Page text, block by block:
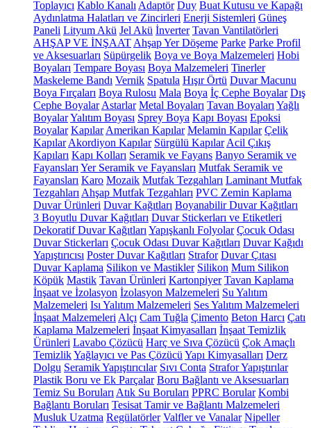
Toplayıcı Kablo Kanalı Adaptör Duy Buat Kutusu ve Kapağı
Aydınlatma Halatları ve Zincirleri Enerji Sistemleri Güneş
Paneli Lityum Akü Jel Akü İnverter Tavan Vantilatörleri
AHŞAP VE İNŞAAT Ahşap Yer Döşeme Parke Parke Profil
ve Aksesuarları Süpürgelik Boya ve Boya Malzemeleri Hobi
Boyaları Tempare Boyası Boya Malzemeleri Tinerler
Maskeleme Bandı Vernik Spatula Hışır Örtü Duvar Macunu
Boya Fırçaları Boya Rulosu Mala Boya İç Cephe Boyalar Dış
Cephe Boyalar Astarlar Metal Boyaları Tavan Boyaları Yağlı
BoyalarYalıtım Boyası Sprey Boya Kapı Boyası Epoksi
Boyalar Kapılar Amerikan Kapılar Melamin Kapılar Çelik
Kapılar Akordiyon Kapılar Sürgülü Kapılar Acil Çıkış
Kapıları Kapı Kolları Seramik ve Fayans Banyo Seramik ve
Fayansları Yer Seramik ve Fayansları Mutfak Seramik ve
Fayansları Karo Mozaik Mutfak Tezgahları Laminant Mutfak
Tezgahları Ahşap Mutfak Tezgahları PVC Zemin Kaplama
Duvar Ürünleri Duvar Kağıtları Boyanabilir Duvar Kağıtları
3 Boyutlu Duvar Kağıtları Duvar Stickerları ve Etiketleri
Dekoratif Duvar Kağıtları Yapışkanlı Folyolar Çocuk Odası
Duvar Stickerları Çocuk Odası Duvar Kağıtları Duvar Kağıdı
Yapıştırıcısı Poster Duvar Kağıtları Strafor Duvar Çıtası
Duvar Kaplama Silikon ve Mastikler Silikon Mum Silikon
Köpük Mastik Tavan Ürünleri Kartonpiyer Tavan Kaplama
İnşaat ve İzolasyon İzolasyon Malzemeleri Su Yalıtım
Malzemeleri Isı Yalıtım Malzemeleri Ses Yalıtım Malzemeleri
İnşaat Malzemeleri Alçı Cam Tuğla Çimento Beton Harcı Çatı
Kaplama Malzemeleri İnşaat Kimyasalları İnşaat Temizlik
Ürünleri Lavabo Çözücü Harç ve Sıva Çözücü Çok Amaçlı
TemizlikYağlayıcı ve Pas Çözücü Yapı Kimyasalları Derz
Dolgu Seramik Yapıştırıcılar Sıvı Conta Strafor Yapıştırılar
Plastik Boru ve Ek Parçalar Boru Bağlantı ve Aksesuarları
Temiz Su Boruları Atık Su Boruları PPRC Borular Kombi
Bağlantı Boruları Tesisat Tamir ve Bağlantı Malzemeleri
Musluk Uzatma Regülatörler Valfler ve Vanalar Nipeller